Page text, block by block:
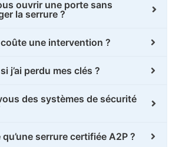
ouvrir une porte sans
la serrure ?
une intervention ?
j’ai perdu mes clés ?
des systèmes de sécurité
qu’une serrure certifiée A2P ?